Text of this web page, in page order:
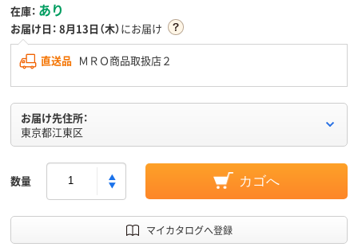
在庫： あり
お届け日： 8月13日（木）にお届け
直送品 ＭＲＯ商品取扱店２
お届け先住所：
東京都江東区
数量 カゴへ
マイカタログへ登録